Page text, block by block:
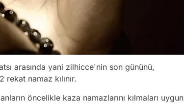
arasında yani zilhicce'nin son gününü,
namaz kılınır.
öncelikle kaza namazlarını kılmaları uygun